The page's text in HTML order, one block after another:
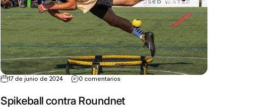
17 de junio de 2024 0 comentarios
Spikeball contra Roundnet